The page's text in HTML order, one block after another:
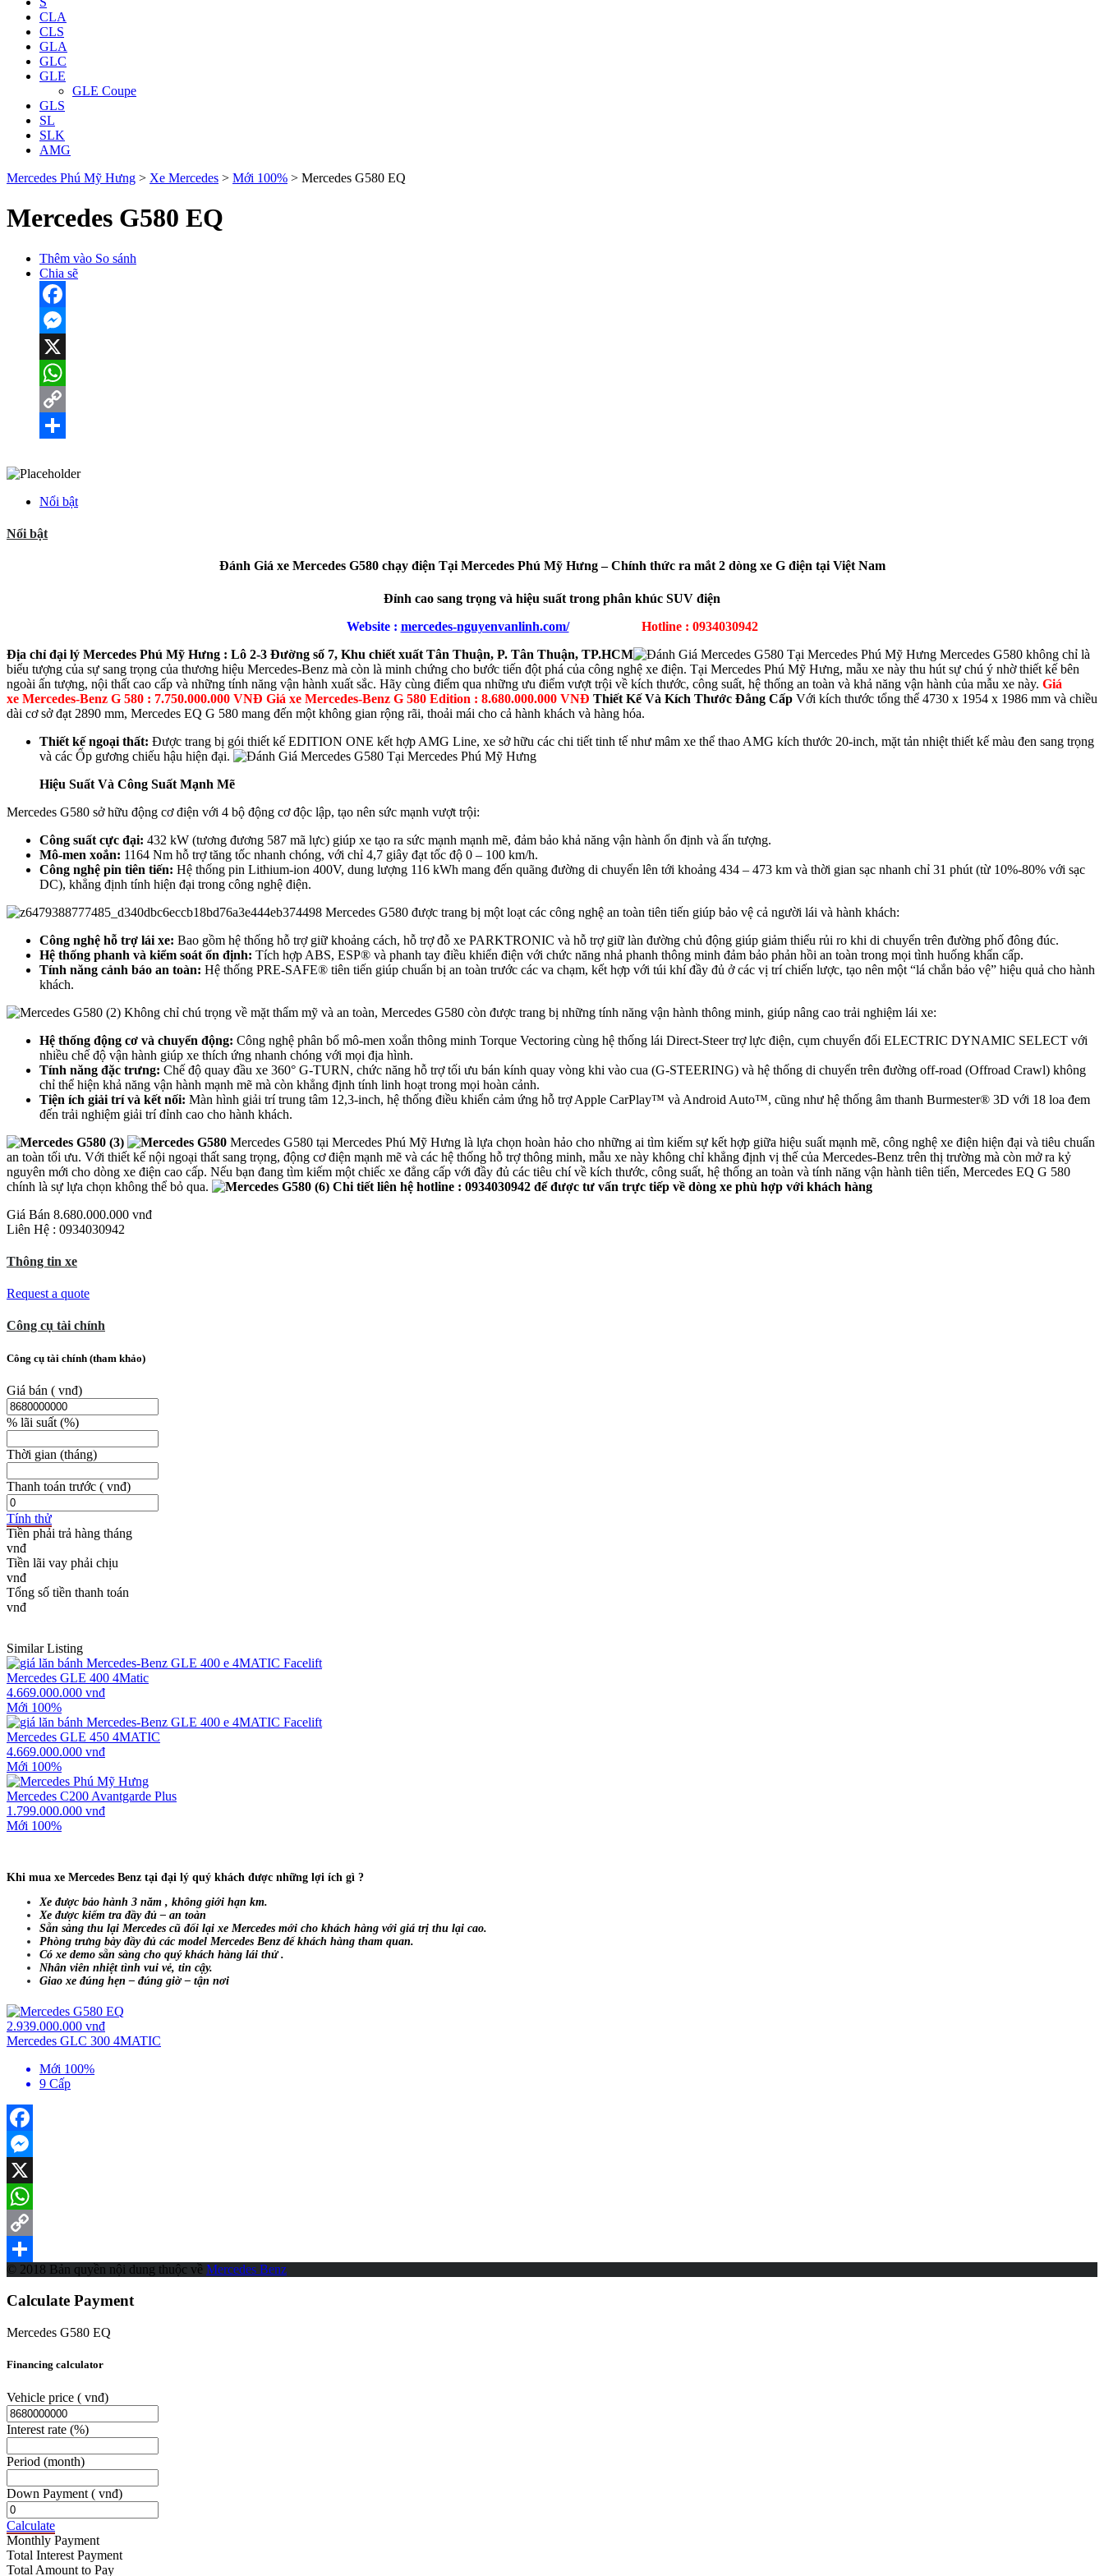
CLA
CLS
GLA
GLC
GLE
GLE Coupe
GLS
SL
SLK
AMG
Mercedes Phú Mỹ Hưng > Xe Mercedes > Mới 100% > Mercedes G580 EQ
Mercedes G580 EQ
Thêm vào So sánh
Chia sẽ
Facebook
Messenger
X
WhatsApp
Copy
Nổi bật
Nổi bật
Đánh Giá xe Mercedes G580 chạy điện Tại Mercedes Phú Mỹ Hưng – Chính thức ra mắt 2 dòng xe G điện tại Việt Nam
Đỉnh cao sang trọng và hiệu suất trong phân khúc SUV điện
Website : mercedes-nguyenvanlinh.com/
Hotline : 0934030942
Địa chỉ đại lý Mercedes Phú Mỹ Hưng : Lô 2-3 Đường số 7, Khu chiết xuất Tân Thuận, P. Tân Thuận, TP.HCM
Mercedes G580 không chỉ là
biểu tượng của sự sang trọng của thương hiệu Mercedes-Benz mà còn là minh chứng cho bước tiến đột phá của công nghệ xe điện. Tại Mercedes Phú Mỹ Hưng, mẫu xe này thu hút sự chú ý nhờ thiết kế bên
ngoài ấn tượng, nội thất cao cấp và những tính năng vận hành xuất sắc. Hãy cùng điểm qua những ưu điểm vượt trội về kích thước, công suất, hệ thống an toàn và khả năng vận hành của mẫu xe này. Giá
xe Mercedes-Benz G 580 : 7.750.000.000 VNĐ Giá xe Mercedes-Benz G 580 Edition : 8.680.000.000 VNĐ Thiết Kế Và Kích Thước Đẳng Cấp Với kích thước tổng thể 4730 x 1954 x 1986 mm và chiều
dài cơ sở đạt 2890 mm, Mercedes EQ G 580 mang đến một không gian rộng rãi, thoải mái cho cả hành khách và hàng hóa.
Thiết kế ngoại thất: Được trang bị gói thiết kế EDITION ONE kết hợp AMG Line, xe sở hữu các chi tiết tinh tế như mâm xe thể thao AMG kích thước 20-inch, mặt tản nhiệt thiết kế màu đen sang trọng
và các Ốp gương chiếu hậu hiện đại.
Hiệu Suất Và Công Suất Mạnh Mẽ
Mercedes G580 sở hữu động cơ điện với 4 bộ động cơ độc lập, tạo nên sức mạnh vượt trội:
Công suất cực đại: 432 kW (tương đương 587 mã lực) giúp xe tạo ra sức mạnh mạnh mẽ, đảm bảo khả năng vận hành ổn định và ấn tượng.
Mô-men xoắn: 1164 Nm hỗ trợ tăng tốc nhanh chóng, với chỉ 4,7 giây đạt tốc độ 0 – 100 km/h.
Công nghệ pin tiên tiến: Hệ thống pin Lithium-ion 400V, dung lượng 116 kWh mang đến quãng đường di chuyển lên tới khoảng 434 – 473 km và thời gian sạc nhanh chỉ 31 phút (từ 10%-80% với sạc
DC), khẳng định tính hiện đại trong công nghệ điện.
Mercedes G580 được trang bị một loạt các công nghệ an toàn tiên tiến giúp bảo vệ cả người lái và hành khách:
Công nghệ hỗ trợ lái xe: Bao gồm hệ thống hỗ trợ giữ khoảng cách, hỗ trợ đỗ xe PARKTRONIC và hỗ trợ giữ làn đường chủ động giúp giảm thiểu rủi ro khi di chuyển trên đường phố đông đúc.
Hệ thống phanh và kiểm soát ổn định: Tích hợp ABS, ESP® và phanh tay điều khiển điện với chức năng nhả phanh thông minh đảm bảo phản hồi an toàn trong mọi tình huống khẩn cấp.
Tính năng cảnh báo an toàn: Hệ thống PRE-SAFE® tiên tiến giúp chuẩn bị an toàn trước các va chạm, kết hợp với túi khí đầy đủ ở các vị trí chiến lược, tạo nên một “lá chắn bảo vệ” hiệu quả cho hành
khách.
Không chỉ chú trọng về mặt thẩm mỹ và an toàn, Mercedes G580 còn được trang bị những tính năng vận hành thông minh, giúp nâng cao trải nghiệm lái xe:
Hệ thống động cơ và chuyển động: Công nghệ phân bổ mô-men xoắn thông minh Torque Vectoring cùng hệ thống lái Direct-Steer trợ lực điện, cụm chuyển đổi ELECTRIC DYNAMIC SELECT với
nhiều chế độ vận hành giúp xe thích ứng nhanh chóng với mọi địa hình.
Tính năng đặc trưng: Chế độ quay đầu xe 360° G-TURN, chức năng hỗ trợ tối ưu bán kính quay vòng khi vào cua (G-STEERING) và hệ thống di chuyển trên đường off-road (Offroad Crawl) không
chỉ thể hiện khả năng vận hành mạnh mẽ mà còn khẳng định tính linh hoạt trong mọi hoàn cảnh.
Tiện ích giải trí và kết nối: Màn hình giải trí trung tâm 12,3-inch, hệ thống điều khiển cảm ứng hỗ trợ Apple CarPlay™ và Android Auto™, cũng như hệ thống âm thanh Burmester® 3D với 18 loa đem
đến trải nghiệm giải trí đỉnh cao cho hành khách.
Mercedes G580 tại Mercedes Phú Mỹ Hưng là lựa chọn hoàn hảo cho những ai tìm kiếm sự kết hợp giữa hiệu suất mạnh mẽ, công nghệ xe điện hiện đại và tiêu chuẩn
an toàn tối ưu. Với thiết kế nội ngoại thất sang trọng, động cơ điện mạnh mẽ và các hệ thống hỗ trợ thông minh, mẫu xe này không chỉ khẳng định vị thế của Mercedes-Benz trên thị trường mà còn mở ra kỷ
nguyên mới cho dòng xe điện cao cấp. Nếu bạn đang tìm kiếm một chiếc xe đẳng cấp với đầy đủ các tiêu chí về kích thước, công suất, hệ thống an toàn và tính năng vận hành tiên tiến, Mercedes EQ G 580
chính là sự lựa chọn không thể bỏ qua.
Chi tiết liên hệ hotline : 0934030942 để được tư vấn trực tiếp về dòng xe phù hợp với khách hàng
Giá Bán 8.680.000.000 vnđ
Liên Hệ : 0934030942
Thông tin xe
Request a quote
Công cụ tài chính
Công cụ tài chính (tham khảo)
Giá bán ( vnđ)
% lãi suất (%)
Thời gian (tháng)
Thanh toán trước ( vnđ)
Tính thử
Tiền phải trả hàng tháng
Tiền lãi vay phải chịu
Tổng số tiền thanh toán
Similar Listing
Mercedes GLE 400 4Matic
4.669.000.000 vnđ
Mới 100%
Mercedes GLE 450 4MATIC
4.669.000.000 vnđ
Mới 100%
Mercedes C200 Avantgarde Plus
1.799.000.000 vnđ
Mới 100%
Khi mua xe Mercedes Benz tại đại lý quý khách được những lợi ích gì ?
Xe được bảo hành 3 năm , không giới hạn km.
Xe được kiểm tra đầy đủ – an toàn
Sẵn sàng thu lại Mercedes cũ đổi lại xe Mercedes mới cho khách hàng với giá trị thu lại cao.
Phòng trưng bày đầy đủ các model Mercedes Benz để khách hàng tham quan.
Có xe demo sẵn sàng cho quý khách hàng lái thử .
Nhân viên nhiệt tình vui vẻ, tin cậy.
Giao xe đúng hẹn – đúng giờ – tận nơi
2.939.000.000 vnđ
Mercedes GLC 300 4MATIC
Mới 100%
9 Cấp
Facebook
Messenger
X
WhatsApp
Copy
Link
Share
© 2018 Bản quyền nội dung thuộc về Mercedes Benz
Calculate Payment
Mercedes G580 EQ
Financing calculator
Vehicle price ( vnđ)
Interest rate (%)
Period (month)
Down Payment ( vnđ)
Calculate
Monthly Payment
Total Interest Payment
Total Amount to Pay